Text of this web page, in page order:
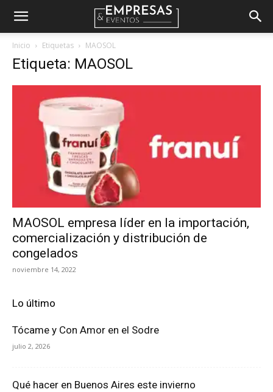
Empresas
Inicio Etiquetas MAOSOL
Etiqueta: MAOSOL
MAOSOL empresa líder en la importación,
comercialización y distribución de
congelados
noviembre 14, 2022
Lo último
Tócame y Con Amor en el Sodre
julio 2, 2026
Qué hacer en Buenos Aires este invierno